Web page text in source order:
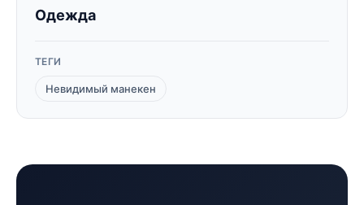
Одежда
ТЕГИ
Невидимый манекен